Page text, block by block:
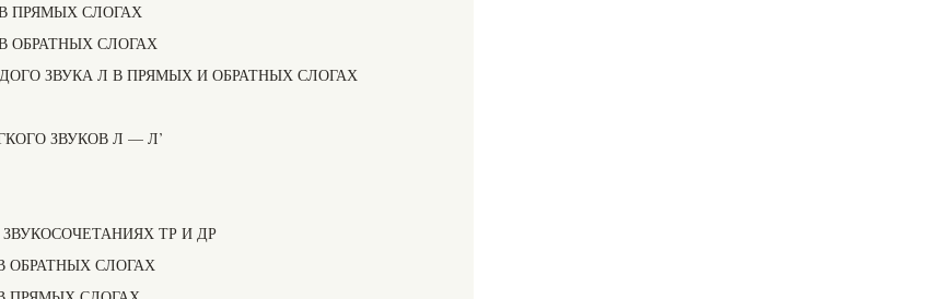
ПРЯМЫХ СЛОГАХ
ОБРАТНЫХ СЛОГАХ
ЗВУКА Л В ПРЯМЫХ И ОБРАТНЫХ СЛОГАХ
ЗВУКОВ Л — Л’
ТР И ДР
ОБРАТНЫХ СЛОГАХ